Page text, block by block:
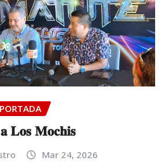
PORTADA
𝐋𝐨𝐬 𝐌𝐨𝐜𝐡𝐢𝐬
Mar 24, 2026